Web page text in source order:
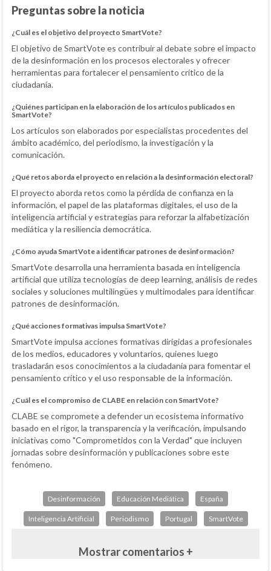
Preguntas sobre la noticia
¿Cuál es el objetivo del proyecto SmartVote?
El objetivo de SmartVote es contribuir al debate sobre el impacto
de la desinformación en los procesos electorales y ofrecer
herramientas para fortalecer el pensamiento crítico de la
ciudadanía.
¿Quiénes participan en la elaboración de los artículos publicados en
SmartVote?
Los artículos son elaborados por especialistas procedentes del
ámbito académico, del periodismo, la investigación y la
comunicación.
¿Qué retos aborda el proyecto en relación a la desinformación electoral?
El proyecto aborda retos como la pérdida de confianza en la
información, el papel de las plataformas digitales, el uso de la
inteligencia artificial y estrategias para reforzar la alfabetización
mediática y la resiliencia democrática.
¿Cómo ayuda SmartVote a identificar patrones de desinformación?
SmartVote desarrolla una herramienta basada en inteligencia
artificial que utiliza tecnologías de deep learning, análisis de redes
sociales y soluciones multilingües y multimodales para identificar
patrones de desinformación.
¿Qué acciones formativas impulsa SmartVote?
SmartVote impulsa acciones formativas dirigidas a profesionales
de los medios, educadores y voluntarios, quienes luego
trasladarán esos conocimientos a la ciudadanía para fomentar el
pensamiento crítico y el uso responsable de la información.
¿Cuál es el compromiso de CLABE en relación con SmartVote?
CLABE se compromete a defender un ecosistema informativo
basado en el rigor, la transparencia y la verificación, impulsando
iniciativas como "Comprometidos con la Verdad" que incluyen
jornadas sobre desinformación y publicaciones sobre este
fenómeno.
Desinformación Educación Mediática España
Inteligencia Artificial Periodismo Portugal SmartVote
Mostrar comentarios +